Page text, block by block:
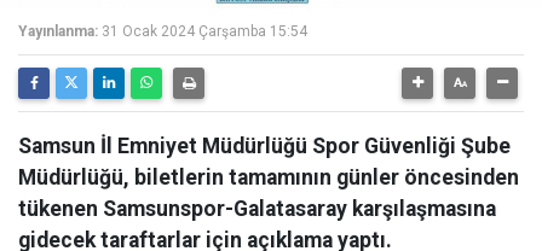
Yayınlanma: 31 Ocak 2024 Çarşamba 15:54
Samsun İl Emniyet Müdürlüğü Spor Güvenliği Şube
Müdürlüğü, biletlerin tamamının günler öncesinden
tükenen Samsunspor-Galatasaray karşılaşmasına
gidecek taraftarlar için açıklama yaptı.